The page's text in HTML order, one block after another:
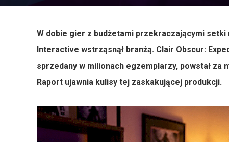
W dobie gier z budżetami przekraczającymi setki
Interactive wstrząsnął branżą. Clair Obscur:
sprzedany w milionach egzemplarzy, powstał za
Raport ujawnia kulisy tej zaskakującej produkcji.